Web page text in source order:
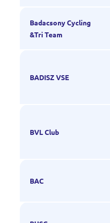
Badacsony Cycling
&Tri Team
BADISZ VSE
BVL Club
BAC